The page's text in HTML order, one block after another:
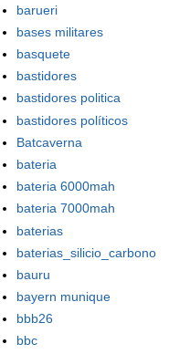
barueri
bases militares
basquete
bastidores
bastidores politica
bastidores políticos
Batcaverna
bateria
bateria 6000mah
bateria 7000mah
baterias
baterias_silicio_carbono
bauru
bayern munique
bbb26
bbc